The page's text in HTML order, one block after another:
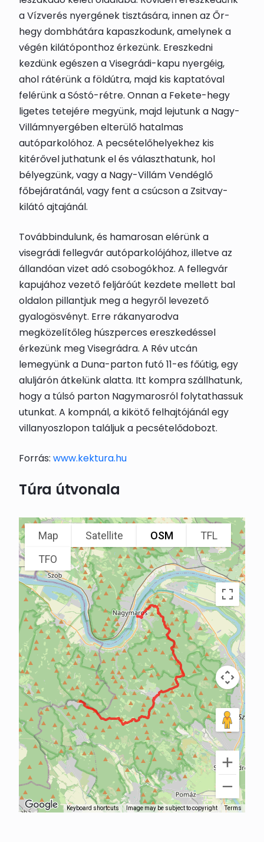
a Vízverés nyergének tisztására, innen az Őr-
hegy dombhátára kapaszkodunk, amelynek a
végén kilátóponthoz érkezünk. Ereszkedni
kezdünk egészen a Visegrádi-kapu nyergéig,
ahol rátérünk a földútra, majd kis kaptatóval
felérünk a Sóstó-rétre. Onnan a Fekete-hegy
ligetes tetejére megyünk, majd lejutunk a Nagy-
Villámnyergében elterülő hatalmas
autóparkolóhoz. A pecsételőhelyekhez kis
kitérővel juthatunk el és választhatunk, hol
bélyegzünk, vagy a Nagy-Villám Vendéglő
főbejáratánál, vagy fent a csúcson a Zsitvay-
kilátó ajtajánál.
Továbbindulunk, és hamarosan elérünk a
visegrádi fellegvár autóparkolójához, illetve az
állandóan vizet adó csobogókhoz. A fellegvár
kapujához vezető feljáróút kezdete mellett bal
oldalon pillantjuk meg a hegyről levezető
gyalogösvényt. Erre rákanyarodva
megközelítőleg húszperces ereszkedéssel
érkezünk megVisegrádra. A Rév utcán
lemegyünk a Duna-parton futó 11-es főútig, egy
aluljárón átkelünk alatta. Itt kompra szállhatunk,
hogy a túlsó parton Nagymarosról folytathassuk
utunkat. A kompnál, a kikötő felhajtójánál egy
villanyoszlopon találjuk a pecsételődobozt.
Forrás: www.kektura.hu
Túra útvonala
Map Satellite OSM
TFL
TFO
Keyboard shortcuts Image may be subject to copyright Terms